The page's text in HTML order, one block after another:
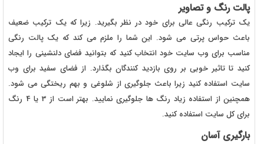
پالت رنگ و تصاویر
یک ترکیب رنگی عالی برای خود در نظر بگیرید. زیرا که یک ترکیب ضعیف
باعث حواس پرتی می شود. این شما را ملزم می کند که یک پالت رنگی
مناسب برای وب سایت خود انتخاب کنید که بتوانید فضای دلنشینی را ایجاد
کنید تا تاثیر خوبی بر روی بازدید کنندگان بگذارد. از فضای سفید برای وب
سایت استفاده کنید زیرا باعث جلوگیری از شلوغی و بهم ریختگی می شود.
همچنین از استفاده زیاد رنگ ها جلوگیری نمایید. بهتر است از 3 یا 4 رنگ
برای کل سایت استفاده کنید.
بارگیری آسان